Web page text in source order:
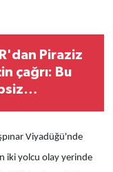
Piraziz
çağrı: Bu
Viyadüğü'nde
iki yolcu olay yerinde